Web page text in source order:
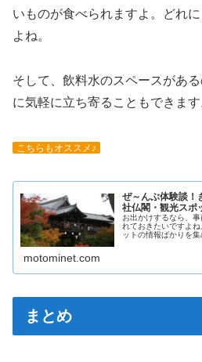
いものが食べられますよ。どれ
よね。
そして、飲料水のスペースがあ
に気軽に立ち寄ることもできます
こちらもオススメ♪
ぜ～んぶ体験談！
社仏閣・観光スポ
お出かけするなら、
れておきたいですよ
ットの情報ばかりを
motominet.com
まとめ